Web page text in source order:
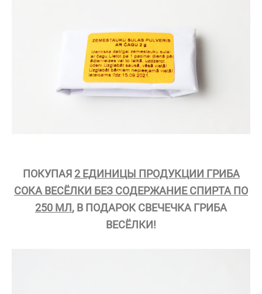
ПОКУПАЯ 2 ЕДИНИЦЫ ПРОДУКЦИИ ГРИБА
СОКА ВЕСЁЛКИ БЕЗ СОДЕРЖАНИЕ СПИРТА ПО
250 МЛ , В ПОДАРОК СВЕЧЕЧКА ГРИБА
ВЕСЁЛКИ!